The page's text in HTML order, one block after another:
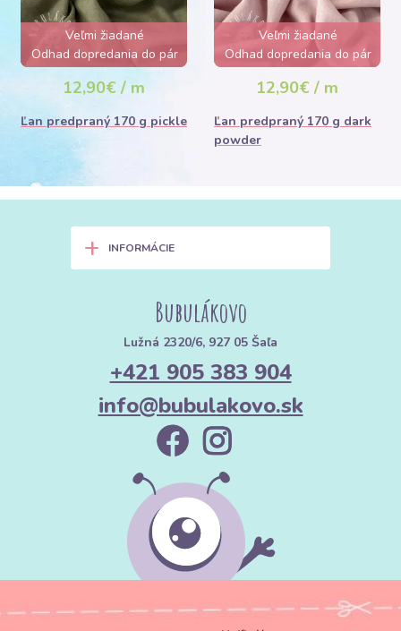
Veľmi žiadané
Odhad dopredania do pár
hodín
12,90€ / m
Ľan predpraný 170 g pickle
Veľmi žiadané
Odhad dopredania do pár
hodín
12,90€ / m
Ľan predpraný 170 g dark
powder
+ INFORMÁCIE
Bubulákovo
Lužná 2320/6, 927 05 Šaľa
+421 905 383 904
info@bubulakovo.sk